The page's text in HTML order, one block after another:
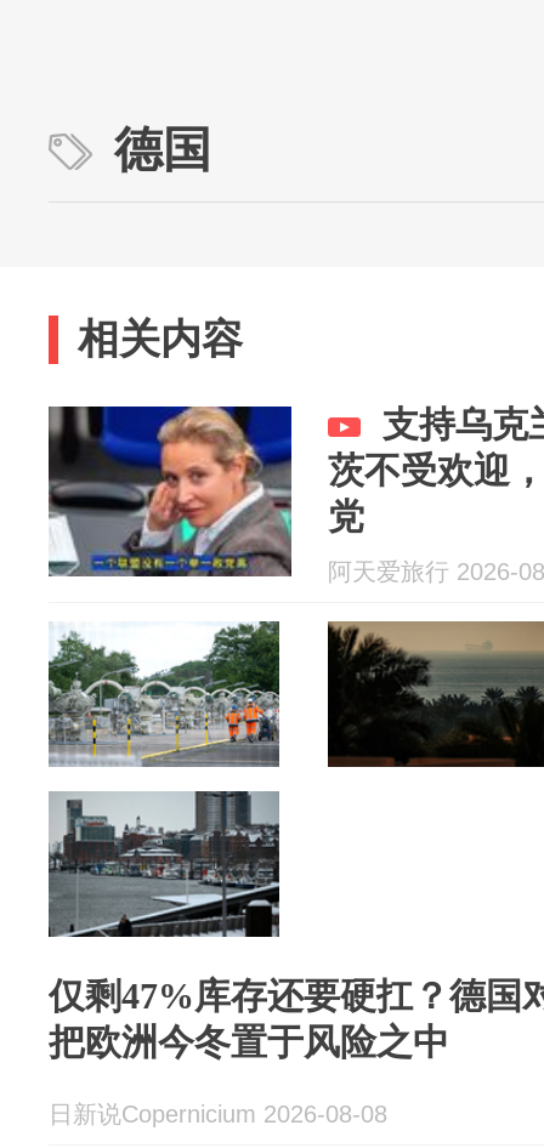
德国
相关内容
支持乌克
茨不受欢迎
党
阿天爱旅行 2026-
仅剩47%库存还要硬扛？德国
把欧洲今冬置于风险之中
日新说Copernicium 2026-08-08